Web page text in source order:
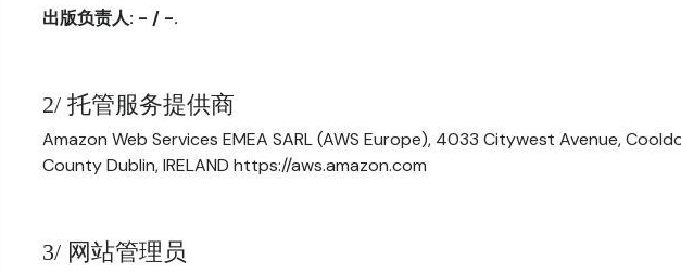
出版负责人: - / -.
2/ 托管服务提供商
Amazon Web Services EMEA SARL (AWS Europe), 4033 Citywest Avenue,
County Dublin, IRELAND https://aws.amazon.com
3/ 网站管理员